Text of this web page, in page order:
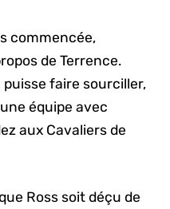
commencée,
de Terrence.
faire sourciller,
équipe avec
aux Cavaliers de
Ross soit déçu de